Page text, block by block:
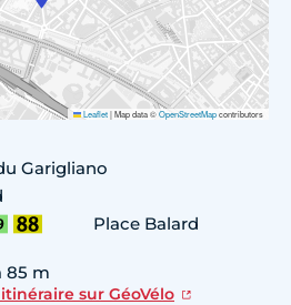
Leaflet|Map data ©OpenStreetMapcontributors
Garigliano
Place Balard
85 m
sur GéoVélo